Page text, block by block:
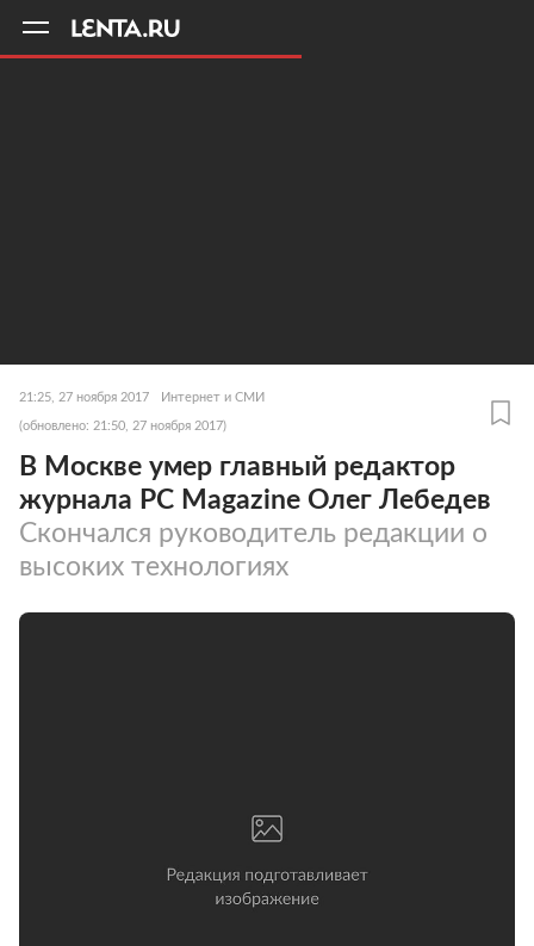
21:25, 27 ноября 2017 Интернет и СМИ
(обновлено: 21:50, 27 ноября 2017)
В Москве умер главный редактор
журнала PC Magazine Олег Лебедев
Скончался руководитель редакции о
высоких технологиях